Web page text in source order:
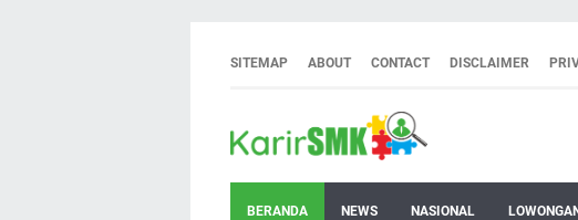
SITEMAP ABOUT CONTACT DISCLAIMER
BERANDA NEWS NASIONAL